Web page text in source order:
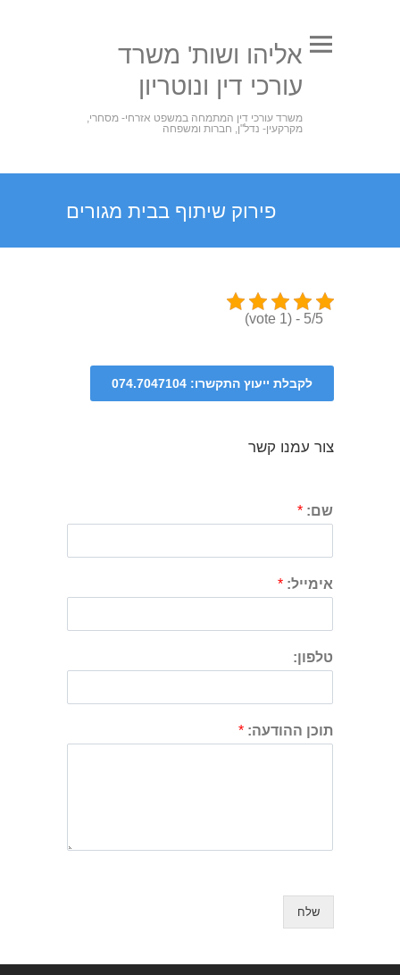
אליהו ושות' משרד
עורכי דין ונוטריון
משרד עורכי דין המתמחה במשפט אזרחי- מסחרי,
מקרקעין- נדל"ן, חברות ומשפחה
פירוק שיתוף בבית מגורים
5/5 - (1 vote)
צור עמנו קשר
שם: *
אימייל: *
טלפון:
תוכן ההודעה: *
שלח